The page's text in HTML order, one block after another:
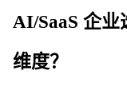
AI/SaaS 企业
维度？